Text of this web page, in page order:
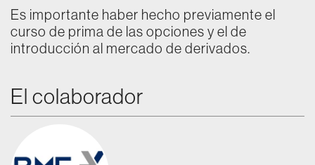
Es importante haber hecho previamente el
curso de prima de las opciones y el de
introducción al mercado de derivados.
El colaborador